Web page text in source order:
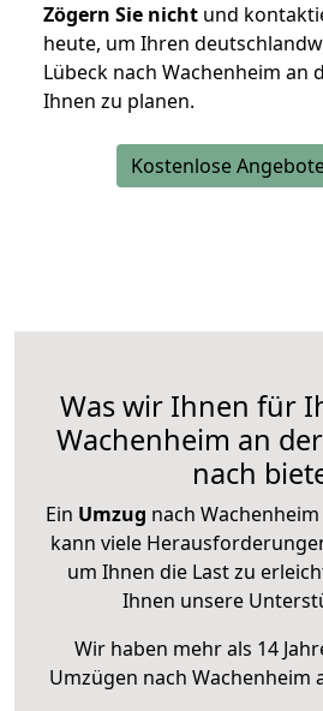
Zögern Sie nicht und
heute, um Ihren
Lübeck nach Wachenheim an
Ihnen zu planen.
Kostenlose
Was wir Ihnen für
Wachenheim an
nach
Ein Umzug nach
kann viele
um Ihnen die Last zu
Ihnen unsere
Wir haben mehr als 14
Umzügen nach Wachenheim